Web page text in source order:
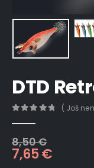
DTD
( Još
8,50€
7,65€